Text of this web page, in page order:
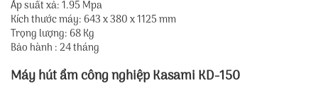
Áp suất xả: 1.95 Mpa
Kích thước máy: 643 x 380 x 1125 mm
Trọng lượng: 68 Kg
Bảo hành : 24 tháng
Máy hút ẩm công nghiệp Kasami KD-150